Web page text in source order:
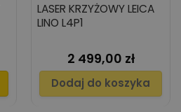
LASER KRZYŻOWY LEICA
LINO L4P1
Cena
2 499,00 zł
Dodaj do koszyka